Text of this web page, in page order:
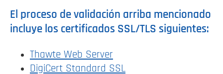
El proceso de validación arriba mencionado
incluye los certificados SSL/TLS siguientes:
Thawte Web Server
DigiCert Standard SSL